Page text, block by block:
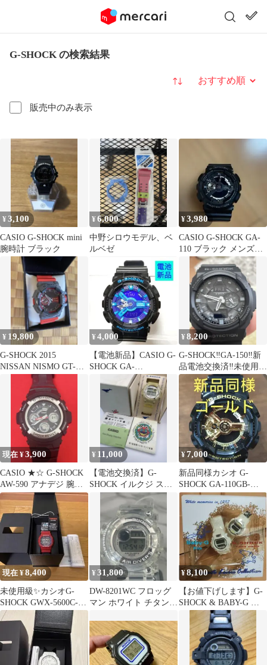
G-SHOCK の検索結果
販売中のみ表示
並び替え
¥3,100
CASIO G-SHOCK mini
腕時計 ブラック
¥6,000
中野シロウモデル、ベ
ルベゼ
¥3,980
CASIO G-SHOCK GA-
110 ブラック メンズ腕
時計 動作未確認
¥ 19,800
G-SHOCK 2015
NISSAN NISMO GT-R
¥4,000
【電池新品】CASIO G-
SHOCK GA-
100HC(5146)
¥8,200
G-SHOCK‼️GA-150‼️新
品電池交換済‼️未使用
品‼️ほぼ新品
現在 ¥3,900
CASIO ★☆ G-SHOCK
AW-590 アナデジ 腕時
計 正常作動未確認
¥ 11,000
【電池交換済】G-
SHOCK イルクジ スケ
ルトンイエロー 箱付
¥7,000
新品同様カシオ G-
SHOCK GA-110GB-
1JAF ブラックゴールド
現在 ¥8,400
未使用級✨カシオG-
SHOCK GWX-5600C-
4JF 電波ソーラー レッ
¥31,800
DW-8201WC フロッグ
マン ホワイト チタン
¥8,100
【お値下げします】G-
SHOCK & BABY-G 魔
女とドラゴン